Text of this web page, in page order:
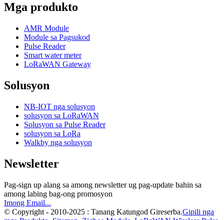
Mga produkto
AMR Module
Module sa Pagsukod
Pulse Reader
Smart water meter
LoRaWAN Gateway
Solusyon
NB-IOT nga solusyon
solusyon sa LoRaWAN
Solusyon sa Pulse Reader
solusyon sa LoRa
Walkby nga solusyon
Newsletter
Pag-sign up alang sa among newsletter ug pag-update bahin sa
among labing bag-ong promosyon
Imong Email...
© Copyright - 2010-2025 : Tanang Katungod Gireserba.Gipili nga